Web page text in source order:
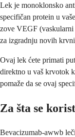
Lek je monoklonsko
specifičan protein u
zove VEGF
za izgradnju novih
Ovaj lek ćete primati
direktno u vaš krvotok
pomaže da se ovaj
Za šta se
Bevacizumab-awwb